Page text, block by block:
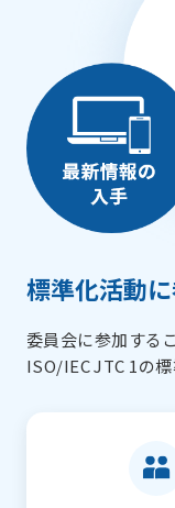
標準化活動
委員会に参加する
ISO/IEC JTC 1の